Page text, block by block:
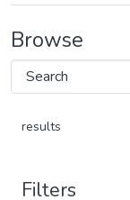
Browse
results
Filters